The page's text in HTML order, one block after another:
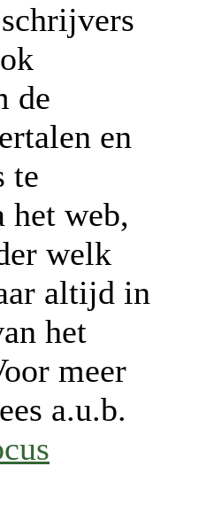
de
en
te
het web,
welk
altijd in
het
meer
a.u.b.